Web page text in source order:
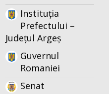
Instituția
Prefectului –
Județul Argeș
Guvernul
Romaniei
Senat